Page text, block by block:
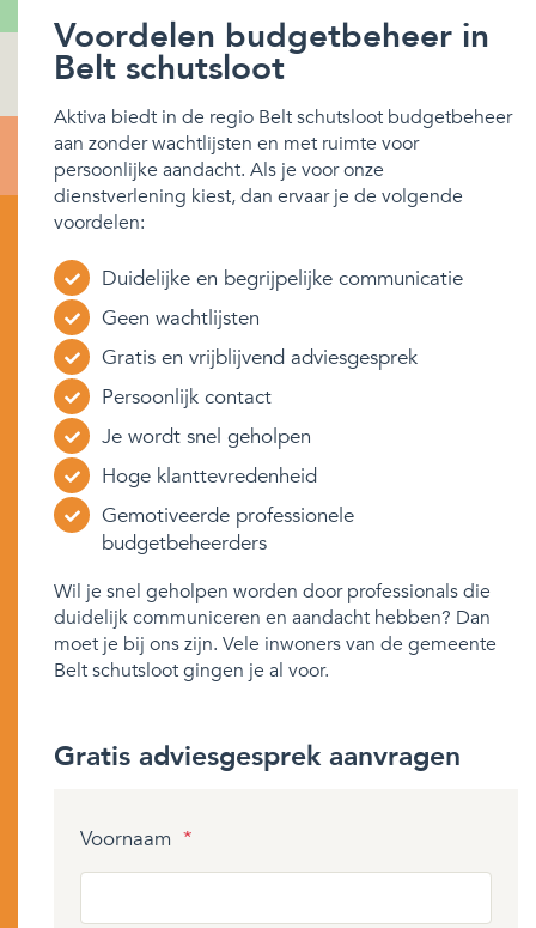
Voordelen budgetbeheer in
Belt schutsloot
Aktiva biedt in de regio Belt schutsloot budgetbeheer
aan zonder wachtlijsten en met ruimte voor
persoonlijke aandacht. Als je voor onze
dienstverlening kiest, dan ervaar je de volgende
voordelen:
Duidelijke en begrijpelijke communicatie
Geen wachtlijsten
Gratis en vrijblijvend adviesgesprek
Persoonlijk contact
Je wordt snel geholpen
Hoge klanttevredenheid
Gemotiveerde professionele
budgetbeheerders
Wil je snel geholpen worden door professionals die
duidelijk communiceren en aandacht hebben? Dan
moet je bij ons zijn. Vele inwoners van de gemeente
Belt schutsloot gingen je al voor.
Gratis adviesgesprek aanvragen
Voornaam *